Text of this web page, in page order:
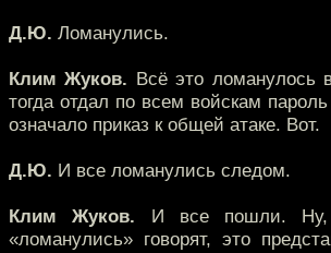
Д.Ю. Ломанулись.
Клим Жуков. Всё это ломанулось
тогда отдал по всем войскам
означало приказ к общей атаке. Вот.
Д.Ю. И все ломанулись следом.
Клим Жуков. И все пошли. Ну,
«ломанулись» говорят, это